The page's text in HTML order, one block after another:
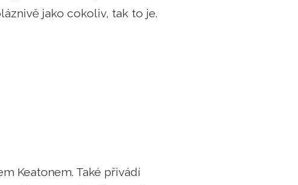
jako cokoliv, tak to je.
Keatonem. Také přivádí